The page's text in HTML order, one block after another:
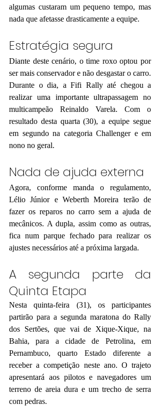
algumas custaram um pequeno tempo, mas
nada que afetasse drasticamente a equipe.
Estratégia segura
Diante deste cenário, o time roxo optou por
ser mais conservador e não desgastar o carro.
Durante o dia, a Fifi Rally até chegou a
realizar uma importante ultrapassagem no
multicampeão Reinaldo Varela. Com o
resultado desta quarta (30), a equipe segue
em segundo na categoria Challenger e em
nono no geral.
Nada de ajuda externa
Agora, conforme manda o regulamento,
Lélio Júnior e Weberth Moreira terão de
fazer os reparos no carro sem a ajuda de
mecânicos. A dupla, assim como as outras,
fica num parque fechado para realizar os
ajustes necessários até a próxima largada.
A segunda parte da
Quinta Etapa
Nesta quinta-feira (31), os participantes
partirão para a segunda maratona do Rally
dos Sertões, que vai de Xique-Xique, na
Bahia, para a cidade de Petrolina, em
Pernambuco, quarto Estado diferente a
receber a competição neste ano. O trajeto
apresentará aos pilotos e navegadores um
terreno de areia dura e um trecho de serra
com pedras.